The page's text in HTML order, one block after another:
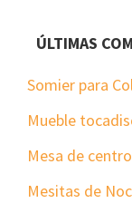
ÚLTIMAS
Somier para
Mueble
Mesa de
Mesitas de